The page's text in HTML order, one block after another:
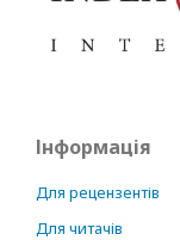
Інформація
Для рецензентів
Для читачів